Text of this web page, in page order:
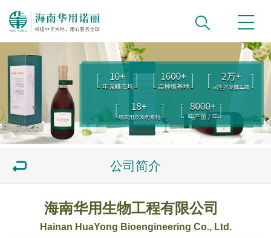
公司简介
海南华用生物工程有限公司
Hainan HuaYong Bioengineering Co., Ltd.